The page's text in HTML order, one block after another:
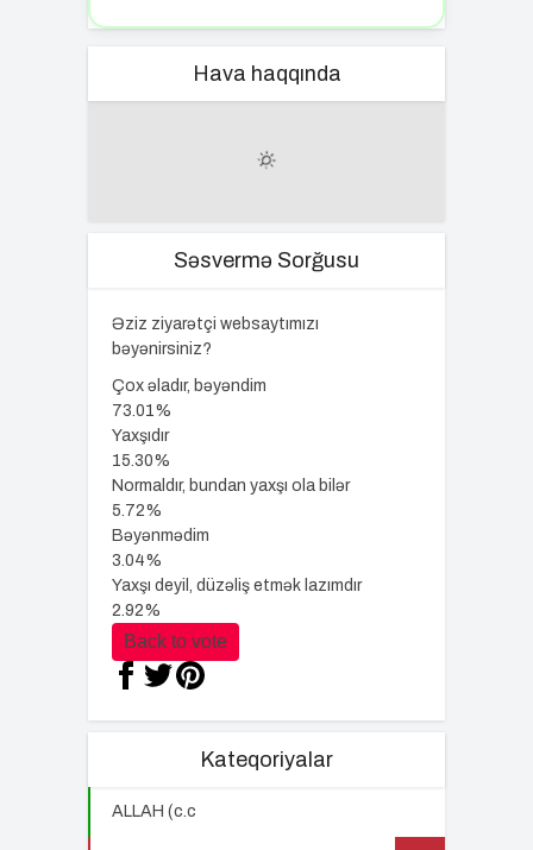
Hava haqqında
Səsvermə Sorğusu
Əziz ziyarətçi websaytımızı
bəyənirsiniz?
Çox əladır, bəyəndim
73.01%
Yaxşıdır
15.30%
Normaldır, bundan yaxşı ola bilər
5.72%
Bəyənmədim
3.04%
Yaxşı deyil, düzəliş etmək lazımdır
2.92%
Back to vote
Kateqoriyalar
ALLAH (c.c